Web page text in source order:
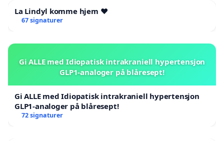
La Lindyl komme hjem ❤️
67 signaturer
Gi ALLE med Idiopatisk intrakraniell hypertensjon
GLP1-analoger på blåresept!
Gi ALLE med Idiopatisk intrakraniell hypertensjon
GLP1-analoger på blåresept!
72 signaturer